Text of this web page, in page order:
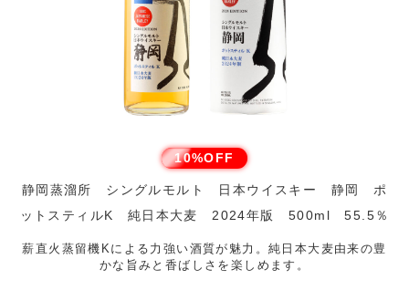
10%OFF
静岡蒸溜所 シングルモルト 日本ウイスキー 静岡 ポ
ットスティルK 純日本大麦 2024年版 500ml 55.5％
薪直火蒸留機Kによる力強い酒質が魅力。純日本大麦由来の豊
かな旨みと香ばしさを楽しめます。